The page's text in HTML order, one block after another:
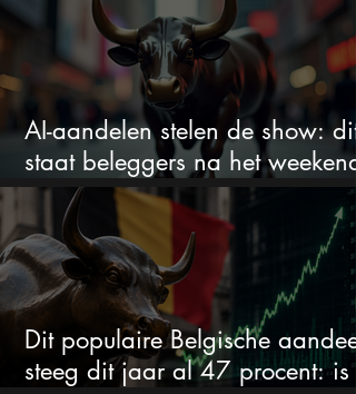
AI-aandelen stelen de show: dit
staat beleggers na het weekend
te wachten
Dit populaire Belgische aandeel
steeg dit jaar al 47 procent: is